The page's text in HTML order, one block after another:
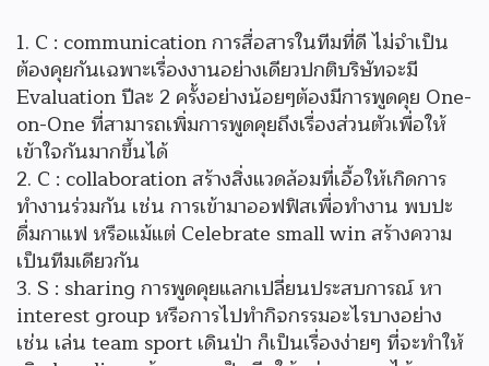
C : communication การสื่อสารในทีมที่ดี ไม่จำเป็น
ต้องคุยกันเฉพาะเรื่องงานอย่างเดียวปกติบริษัทจะมี
Evaluation ปีละ 2 ครั้งอย่างน้อยๆต้องมีการพูดคุย One-
on-One ที่สามารถเพิ่มการพูดคุยถึงเรื่องส่วนตัวเพื่อให้
เข้าใจกันมากขึ้นได้
C : collaboration สร้างสิ่งแวดล้อมที่เอื้อให้เกิดการ
ทำงานร่วมกัน เช่น การเข้ามาออฟฟิสเพื่อทำงาน พบปะ
ดื่มกาแฟ หรือแม้แต่ Celebrate small win สร้างความ
เป็นทีมเดียวกัน
S : sharing การพูดคุยแลกเปลี่ยนประสบการณ์ หา
interest group หรือการไปทำกิจกรรมอะไรบางอย่าง
เช่น เล่น team sport เดินป่า ก็เป็นเรื่องง่ายๆ ที่จะทำให้